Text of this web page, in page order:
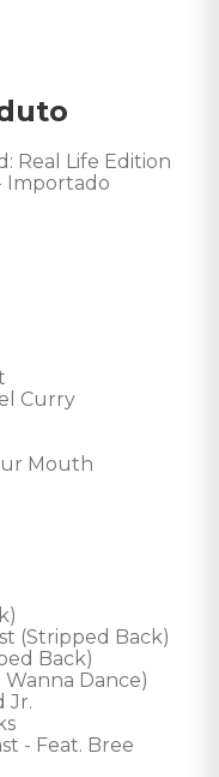
Real Life Edition
Importado
Curry
Mouth
(Stripped Back)
Back)
Dance)
Jr.
- Feat. Bree